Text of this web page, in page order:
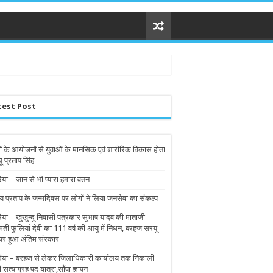
Post
के आयोजनों से युवाओं के मानसिक एवं शारीरिक विकास होता
प्रताप सिंह
– जान से भी प्यारा हमारा वतन
प्रताप के जन्मदिवस पर लोगों ने लिया जनसेवा का संकल्प
– खुखुन्दू निवासी पत्रकार सुभाष यादव की माताजी
फुलियां देवी का 111 वर्ष की आयु में निधन, बरहज सरयू
हुआ अंतिम संस्कार
– बरहज से लेकर जिलाधिकारी कार्यालय तक निकाली
सत्याग्रह पद यात्रा,सौंपा ज्ञापन